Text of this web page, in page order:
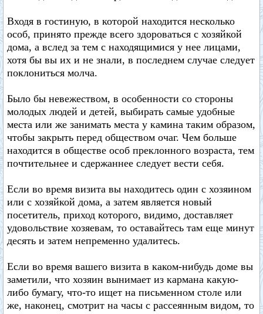
Входя в гостиную, в которой находится несколько
особ, принято прежде всего здороваться с хозяйкой
дома, а вслед за тем с находящимися у нее лицами,
хотя бы вы их и не знали, в последнем случае следует
поклониться молча.
Было бы невежеством, в особенности со стороны
молодых людей и детей, выбирать самые удобные
места или же занимать места у камина таким образом,
чтобы закрыть перед обществом очаг. Чем больше
находится в обществе особ преклонного возраста, тем
почтительнее и сдержаннее следует вести себя.
Если во время визита вы находитесь один с хозяином
или с хозяйкой дома, а затем является новый
посетитель, приход которого, видимо, доставляет
удовольствие хозяевам, то оставайтесь там еще минут
десять и затем непременно удалитесь.
Если во время вашего визита в каком-нибудь доме вы
заметили, что хозяин вынимает из кармана какую-
либо бумагу, что-то ищет на письменном столе или
же, наконец, смотрит на часы с рассеянным видом, то